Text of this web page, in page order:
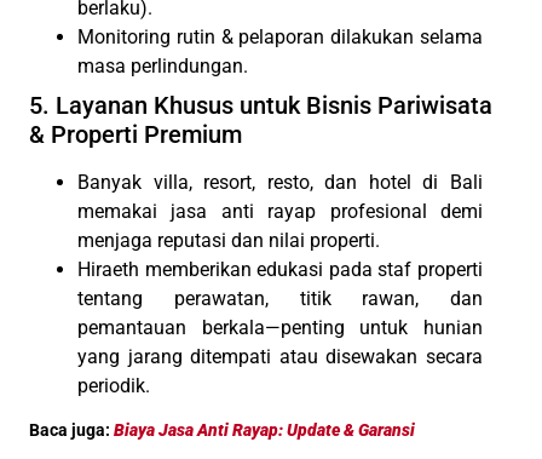
berlaku).
Monitoring rutin & pelaporan dilakukan selama
masa perlindungan.
5. Layanan Khusus untuk Bisnis Pariwisata
& Properti Premium
Banyak villa, resort, resto, dan hotel di Bali
memakai jasa anti rayap profesional demi
menjaga reputasi dan nilai properti.
Hiraeth memberikan edukasi pada staf properti
tentang perawatan, titik rawan, dan
pemantauan berkala—penting untuk hunian
yang jarang ditempati atau disewakan secara
periodik.
Baca juga: Biaya Jasa Anti Rayap: Update & Garansi